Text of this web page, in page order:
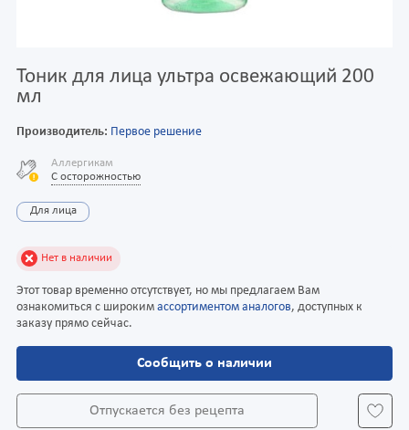
Тоник для лица ультра освежающий 200
мл
Производитель: Первое решение
Аллергикам
С осторожностью
Для лица
Нет в наличии
Этот товар временно отсутствует, но мы предлагаем Вам
ознакомиться с широким ассортиментом аналогов, доступных к
заказу прямо сейчас.
Сообщить о наличии
Отпускается без рецепта